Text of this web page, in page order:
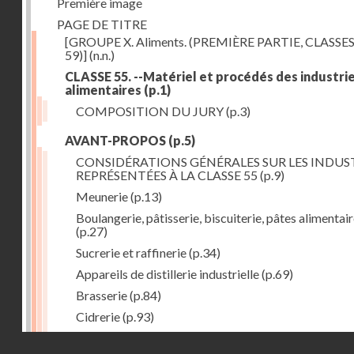
PAGE DE TITRE
[GROUPE X. Aliments. (PREMIÈRE PARTIE,
59)](n.n.)
CLASSE 55. --Matériel et procédés des
alimentaires (p.1)
COMPOSITION DU JURY(p.3)
AVANT-PROPOS (p.5)
CONSIDÉRATIONS GÉNÉRALES SUR LES
REPRÉSENTÉES À LA CLASSE 55 (p.9)
Meunerie(p.13)
Boulangerie, pâtisserie, biscuiterie, pâtes
(p.27)
Sucrerie et raffinerie(p.34)
Appareils de distillerie industrielle(p.69)
Brasserie(p.84)
Cidrerie(p.93)